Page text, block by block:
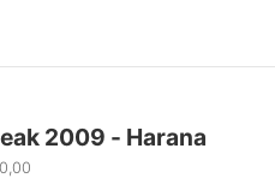
2009 - Harana